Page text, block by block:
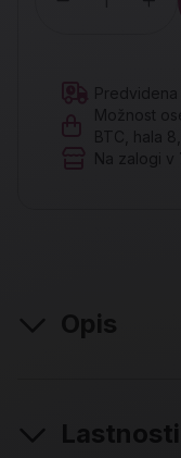
Možnost
BTC, hala
Na zalogi v
Opis